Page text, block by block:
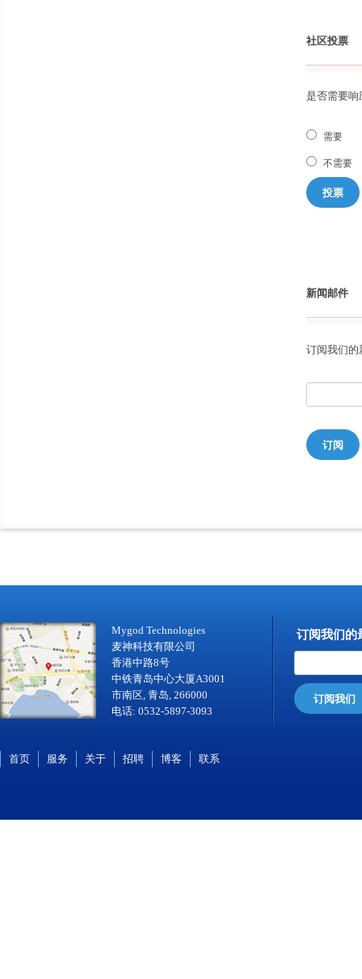
社区投票
是否需要响
需要
不需要
投票
新闻邮件
订阅我们的
订阅
Mygod Technologies
麦神科技有限公司
香港中路8号
中铁青岛中心大厦A3001
市南区, 青岛, 266000
电话: 0532-5897-3093
订阅我们的
订阅我们
首页 服务 关于 招聘 博客 联系